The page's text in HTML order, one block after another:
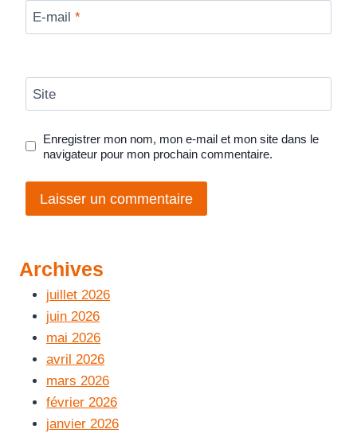
E-mail *
Site
Enregistrer mon nom, mon e-mail et mon site dans le
navigateur pour mon prochain commentaire.
Archives
juillet 2026
juin 2026
mai 2026
avril 2026
mars 2026
février 2026
janvier 2026